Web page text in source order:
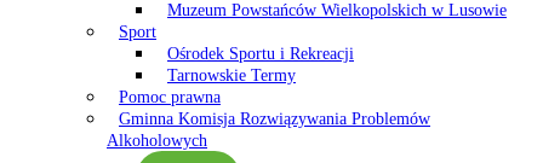
Muzeum Powstańców Wielkopolskich w Lusowie
Sport
Ośrodek Sportu i Rekreacji
Tarnowskie Termy
Pomoc prawna
Gminna Komisja Rozwiązywania Problemów
Alkoholowych